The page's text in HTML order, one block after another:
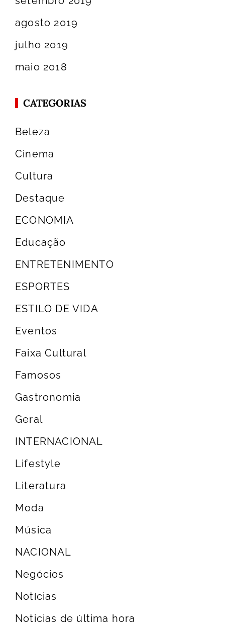
agosto 2019
julho 2019
maio 2018
CATEGORIAS
Beleza
Cinema
Cultura
Destaque
ECONOMIA
Educação
ENTRETENIMENTO
ESPORTES
ESTILO DE VIDA
Eventos
Faixa Cultural
Famosos
Gastronomia
Geral
INTERNACIONAL
Lifestyle
Literatura
Moda
Música
NACIONAL
Negócios
Notícias
Noticias de última hora